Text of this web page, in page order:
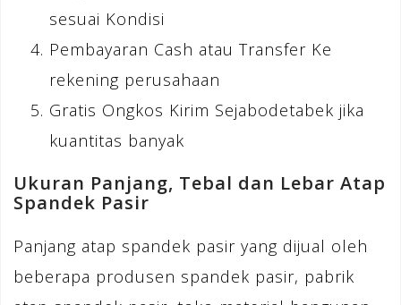
sesuai Kondisi
Pembayaran Cash atau Transfer Ke
rekening perusahaan
Gratis Ongkos Kirim Sejabodetabek jika
kuantitas banyak
Ukuran Panjang, Tebal dan Lebar Atap
Spandek Pasir
Panjang atap spandek pasir yang dijual oleh
beberapa produsen spandek pasir, pabrik